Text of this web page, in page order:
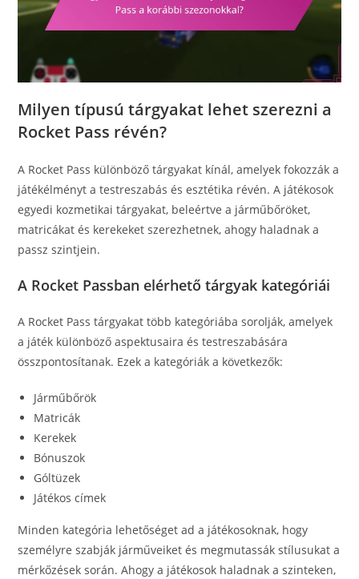
Milyen típusú tárgyakat lehet szerezni a
Rocket Pass révén?
A Rocket Pass különböző tárgyakat kínál, amelyek fokozzák a
játékélményt a testreszabás és esztétika révén. A játékosok
egyedi kozmetikai tárgyakat, beleértve a járműbőröket,
matricákat és kerekeket szerezhetnek, ahogy haladnak a
passz szintjein.
A Rocket Passban elérhető tárgyak kategóriái
A Rocket Pass tárgyakat több kategóriába sorolják, amelyek
a játék különböző aspektusaira és testreszabására
összpontosítanak. Ezek a kategóriák a következők:
Járműbőrök
Matricák
Kerekek
Bónuszok
Góltüzek
Játékos címek
Minden kategória lehetőséget ad a játékosoknak, hogy
személyre szabják járműveiket és megmutassák stílusukat a
mérkőzések során. Ahogy a játékosok haladnak a szinteken,